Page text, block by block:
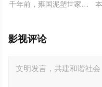
千年前，雍国泥塑世家楚门
影视评论